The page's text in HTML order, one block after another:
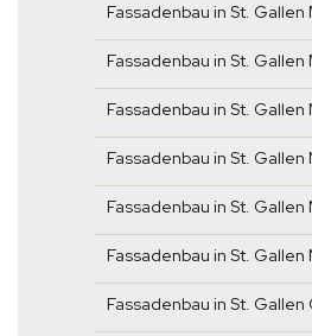
Fassadenbau in St. Gallen
Fassadenbau in St. Gallen
Fassadenbau in St. Gallen
Fassadenbau in St. Gallen
Fassadenbau in St.
Fassadenbau in St.
Fassadenbau in St.